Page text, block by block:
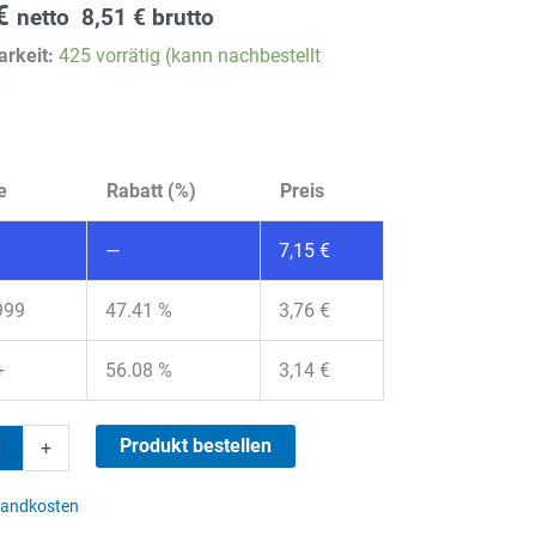
netto 8,51 € brutto
425 vorrätig (kann nachbestellt
Rabatt (%) Preis
— 7,15 €
47.41 % 3,76 €
56.08 % 3,14 €
+ Produkt bestellen